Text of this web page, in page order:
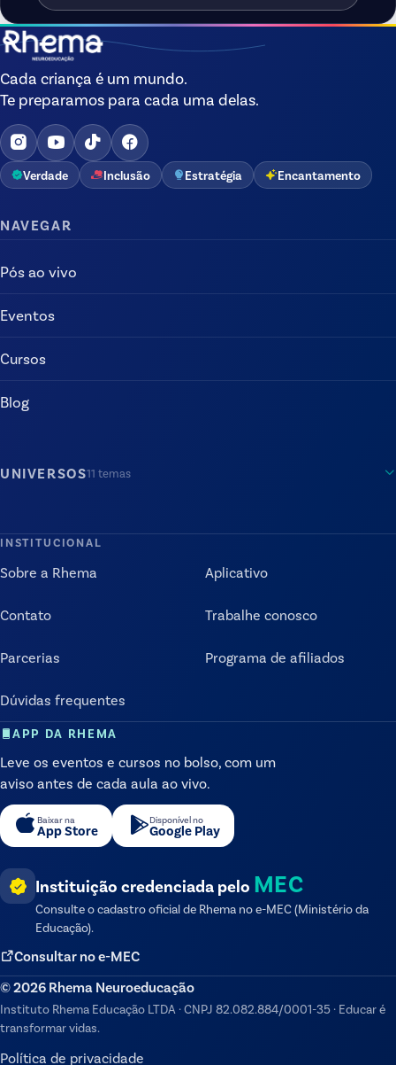
Cada criança é um mundo.
Te preparamos para cada uma delas.
Verdade Inclusão Estratégia Encantamento
NAVEGAR
Pós ao vivo
Eventos
Cursos
Blog
UNIVERSOS11 temas
INSTITUCIONAL
Sobre a Rhema Aplicativo
Contato Trabalhe conosco
Parcerias Programa de afiliados
Dúvidas frequentes
APP DA RHEMA
Leve os eventos e cursos no bolso, com um
aviso antes de cada aula ao vivo.
Baixar na
App Store
Disponível no
Google Play
Instituição credenciada pelo MEC
Consulte o cadastro oficial de Rhema no e-MEC (Ministério da
Educação).
Consultar no e-MEC
©2026 Rhema Neuroeducação
Instituto Rhema Educação LTDA ·CNPJ 82.082.884/0001-35 · Educar é
transformar vidas.
Política de privacidade